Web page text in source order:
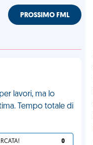
PROSSIMO FML
lavori, ma lo
Tempo totale di
0